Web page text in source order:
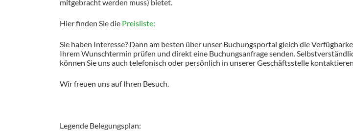
mitgebracht werden muss) bietet.
Hier finden Sie die Preisliste:
Sie haben Interesse? Dann am besten über unser Buchungsportal gleich die
Ihrem Wunschtermin prüfen und direkt eine Buchungsanfrage senden.
können Sie uns auch telefonisch oder persönlich in unserer Geschäftsstelle
Wir freuen uns auf Ihren Besuch.
Legende Belegungsplan:
10